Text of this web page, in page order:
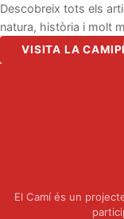
Descobreix tots els
natura, història i molt
VISITA LA
El Camí és un